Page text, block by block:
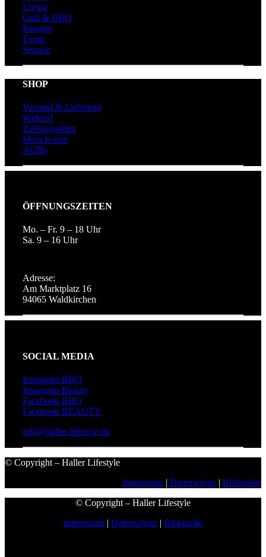
Living
Grill & BBQ
Passage
Event
Service
SHOP
Versand & Lieferung
Wideruf
Zahlungsarten
Mein Konto
AGBs
ÖFFNUNGSZEITEN
Mo. – Fr. 9 – 18 Uhr
Sa. 9 – 16 Uhr
Adresse:
Am Marktplatz 16
94065 Waldkirchen
SOCIAL MEDIA
Instagram BBQ
Instagram Beauty
Facebook BBQ
Facebook BEAUTY
info@haller-lifestyle.de
© Copyright – Haller Lifestyle
Impressum | Datenschutz | Bildquelle
© Copyright – Haller Lifestyle
Impressum | Datenschutz | Bildquelle